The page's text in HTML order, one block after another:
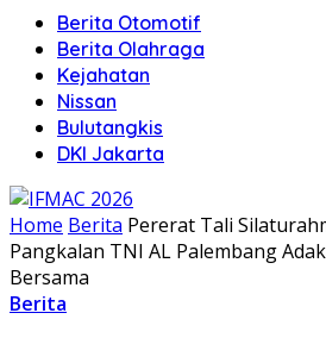
Berita Otomotif
Berita Olahraga
Kejahatan
Nissan
Bulutangkis
DKI Jakarta
Home Berita Pererat Tali
Pangkalan TNI AL Palembang
Bersama
Berita